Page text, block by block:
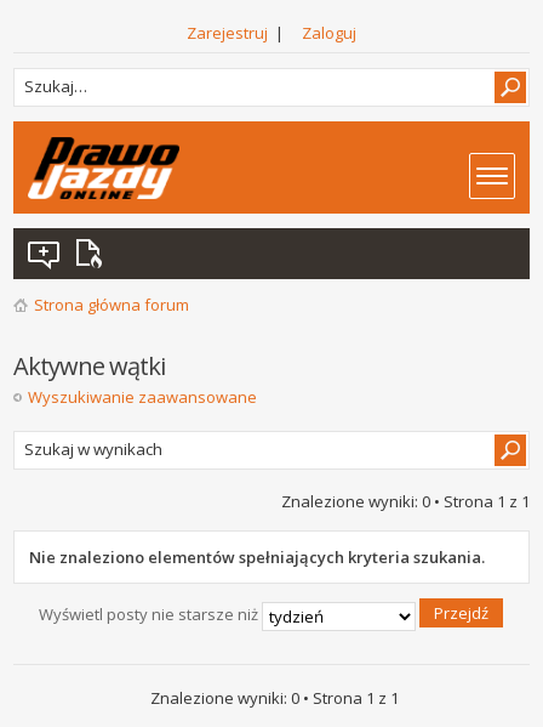
Zarejestruj | Zaloguj
Strona główna forum
Aktywne wątki
Wyszukiwanie zaawansowane
Znalezione wyniki: 0 • Strona 1 z 1
Nie znaleziono elementów spełniających kryteria szukania.
Wyświetl posty nie starsze niż
Znalezione wyniki: 0 • Strona 1 z 1